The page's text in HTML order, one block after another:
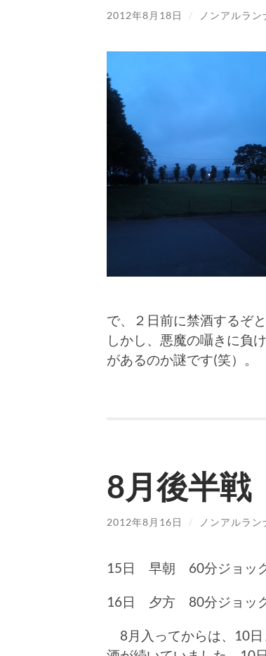
2012年8月18日 / ノンアルラン
で、２日前に禁酒するぞ
しかし、悪魔の囁きに負
があるのか謎です(笑）。
8月後半戦
2012年8月16日 / ノンアルラン
15日 早朝 60分ジョッ
16日 夕方 80分ジョッ
8月入ってからは、10日